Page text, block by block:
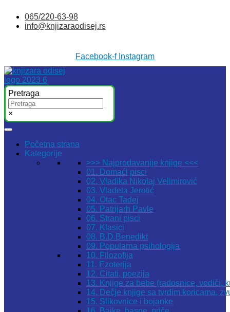
sadržaj
065/220-63-98
info@knjizaraodisej.rs
Facebook-f Instagram
Pretraga
×
Početna strana
Kategorije
>>> Najprodavanije knjige <<<
01. Domaći pisci
02. Vladika Nikolaj Velimirović
03. Vladeta Jerotić
04. Otac Tadej
05. Patrijarh Pavle
06. Strani pisci
07. Klasici
08. B.D.Benedikt
09. Popularna psihologija
10. Filozofija
11. Ezoterija
12. Citati, poezija
13. Knjige za bebe (radosnice, vodiči,
14. Dečje knjige sa tvrdim koricama,
15. Slikovnice i bojanke